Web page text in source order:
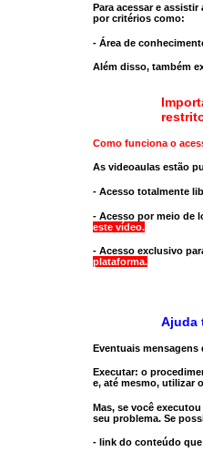
Para acessar e
por critérios como:
- Área de
Além disso, também
Como funciona o
As videoaulas estão
- Acesso totalmente
- Acesso por meio de
este vídeo.
- Acesso exclusivo
plataforma.
Ajuda
Eventuais mensagens
Executar: o
e, até mesmo, utilizar
Mas, se você
seu problema. Se
- link do conteúdo